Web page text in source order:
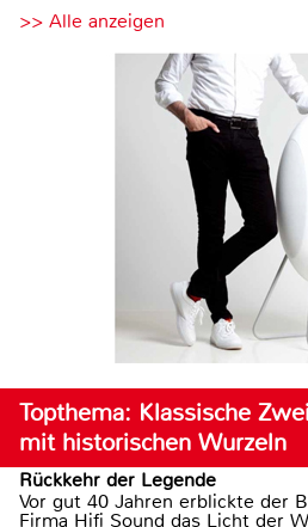
>> Alle anzeigen
Topthema: Klassische
mit historischen Wurzeln
Rückkehr der Legende
Vor gut 40 Jahren erblickte der
Firma Hifi Sound das Licht der